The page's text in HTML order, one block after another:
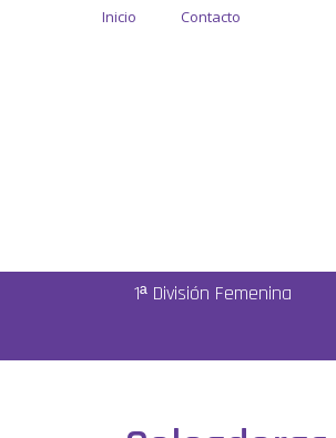
Inicio Contacto
1ª División Femenina